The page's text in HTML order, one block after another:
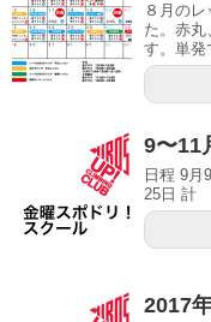
８月の
た。赤
す。単発
9〜11
日程 9月
25日 計
2017